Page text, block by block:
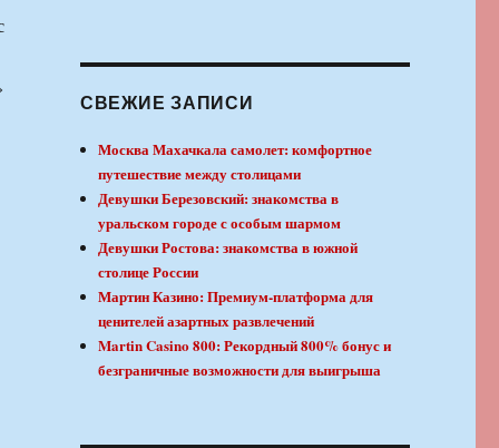
СВЕЖИЕ ЗАПИСИ
Москва Махачкала самолет: комфортное
путешествие между столицами
Девушки Березовский: знакомства в
уральском городе с особым шармом
Девушки Ростова: знакомства в южной
столице России
Мартин Казино: Премиум-платформа для
ценителей азартных развлечений
Martin Casino 800: Рекордный 800% бонус и
безграничные возможности для выигрыша